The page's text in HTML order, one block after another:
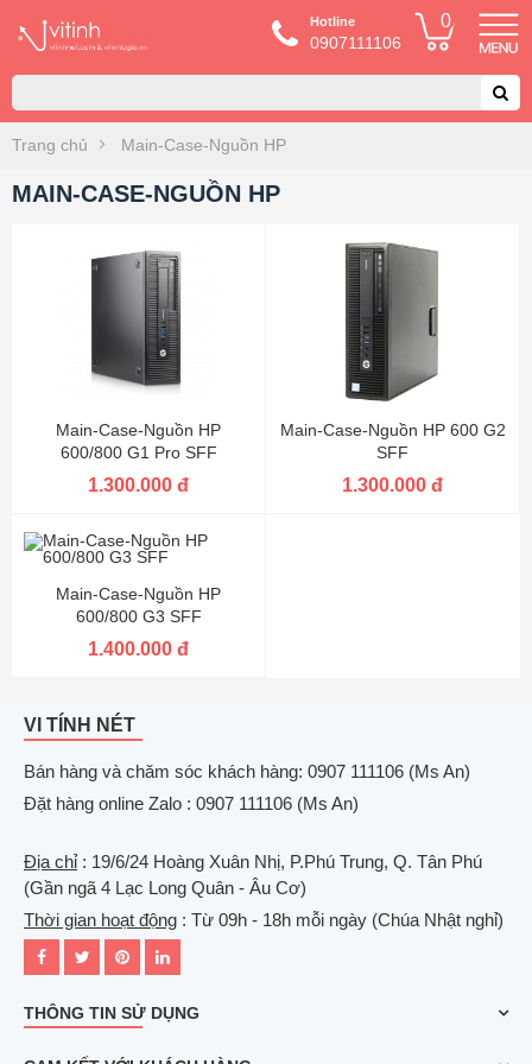
Hotline
0907111106
0
Trang chủ Main-Case-Nguồn HP
MAIN-CASE-NGUỒN HP
Main-Case-Nguồn HP
600/800 G1 Pro SFF
1.300.000 đ
Main-Case-Nguồn HP 600 G2
SFF
1.300.000 đ
Main-Case-Nguồn HP
600/800 G3 SFF
1.400.000 đ
VI TÍNH NÉT
Bán hàng và chăm sóc khách hàng: 0907 111106 (Ms An)
Đặt hàng online Zalo : 0907 111106 (Ms An)
Địa chỉ: 19/6/24 Hoàng Xuân Nhị, P.Phú Trung, Q. Tân Phú
(Gần ngã 4 Lạc Long Quân - Âu Cơ)
Thời gian hoạt động : Từ 09h - 18h mỗi ngày (Chúa Nhật nghỉ)
THÔNG TIN SỬ DỤNG